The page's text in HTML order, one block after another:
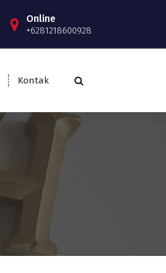
Online
+6281218600928
Kontak